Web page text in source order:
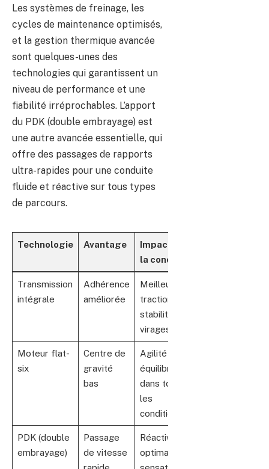
Les systèmes de freinage, les
cycles de maintenance optimisés,
et la gestion thermique avancée
sont quelques-unes des
technologies qui garantissent un
niveau de performance et une
fiabilité irréprochables. L’apport
du PDK (double embrayage) est
une autre avancée essentielle, qui
offre des passages de rapports
ultra-rapides pour une conduite
fluide et réactive sur tous types
de parcours.
Technologie Avantage
Impact sur
la conduite
Transmission
intégrale
Adhérence
améliorée
Meilleure
traction et
stabilité en
virages
Moteur flat-
six
Centre de
gravité
bas
Agilité et
équilibre
dans toutes
les
conditions
PDK (double
embrayage)
Passage
de vitesse
Réactivité
optimale et